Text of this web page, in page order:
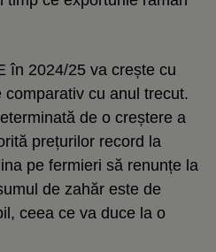
în 2024/25 va crește cu
cu anul trecut.
de o creștere a
prețurilor record la
pe fermieri să renunțe la
de zahăr este de
ceea ce va duce la o